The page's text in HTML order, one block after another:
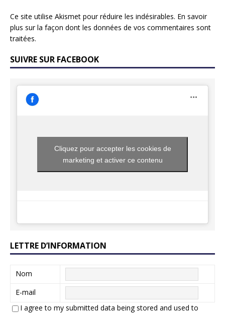
Ce site utilise Akismet pour réduire les indésirables. En savoir
plus sur la façon dont les données de vos commentaires sont
traitées.
SUIVRE SUR FACEBOOK
Cliquez pour accepter les cookies de
marketing et activer ce contenu
LETTRE D’INFORMATION
Nom
E-mail
I agree to my submitted data being stored and used to